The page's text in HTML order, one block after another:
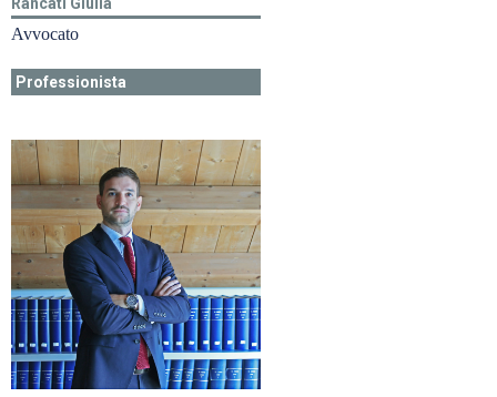
Rancati Giulia
Avvocato
Professionista